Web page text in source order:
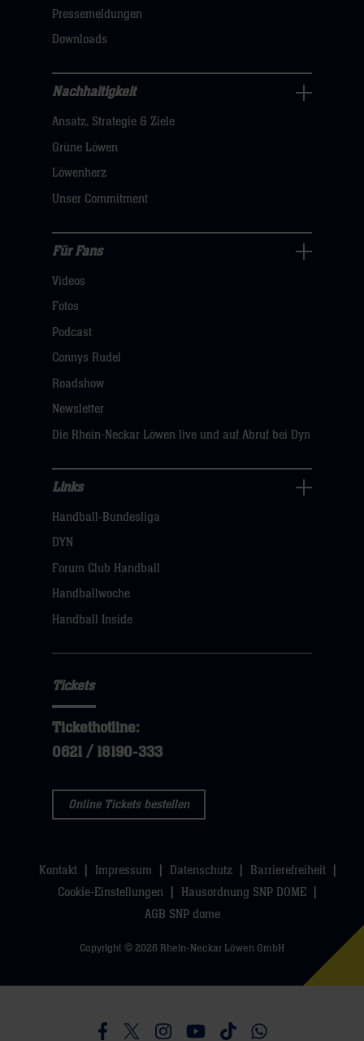
dann
klicken
hier
Pressemeldungen
Downloads
Nachhaltigkeit
Navigation
öffnen,
dann
hier
Nachhaltigkeit
Ansatz, Strategie & Ziele
Grüne Löwen
Löwenherz
Unser Commitment
Fans
Navigation
öffnen,
dann
hier
Für Fans
Videos
Fotos
Podcast
Connys Rudel
Roadshow
Newsletter
Die Rhein-Neckar Löwen live und auf Abruf bei Dyn
Navigation
öffnen,
dann
klicken
Links
Handball-Bundesliga
DYN
Forum Club Handball
Handballwoche
Handball Inside
Tickets
Tickethotline:
0621 / 18190-333
Online Tickets bestellen
Kontakt Impressum Datenschutz
Barrierefreiheit
Cookie-Einstellungen
Hausordnung SNP DOME
AGB SNP dome
Copyright © 2026 Rhein-Neckar Löwen GmbH